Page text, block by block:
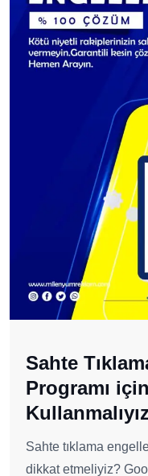
Sahte
Programı
Sahte tıklama
dikkat etmeliyiz?